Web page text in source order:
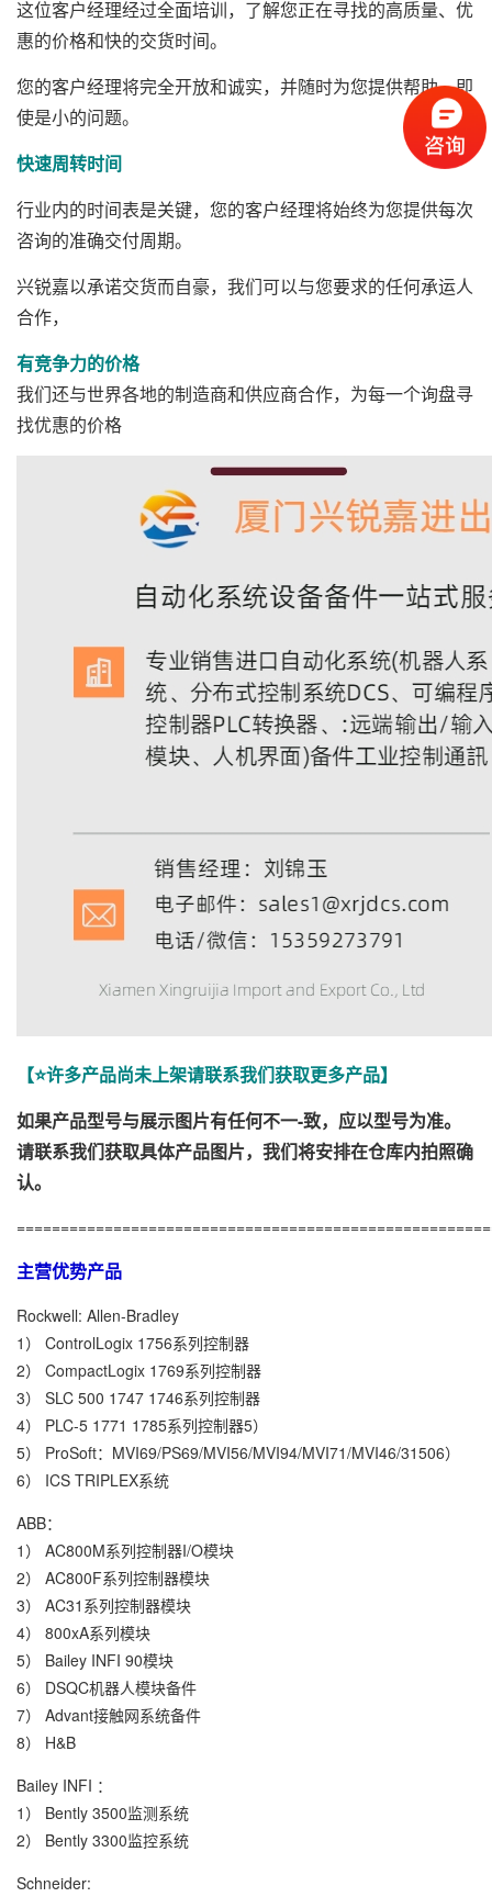
这位客户经理经过全面培训，了解您正在寻找的高质量、优
惠的价格和快的交货时间。
您的客户经理将完全开放和诚实，并随时为您提供帮助，即
使是小的问题。
快速周转时间
行业内的时间表是关键，您的客户经理将始终为您提供每次
咨询的准确交付周期。
兴锐嘉以承诺交货而自豪，我们可以与您要求的任何承运人
合作，
有竞争力的价格
我们还与世界各地的制造商和供应商合作，为每一个询盘寻
找优惠的价格
【⭐许多产品尚未上架请联系我们获取更多产品】
如果产品型号与展示图片有任何不一-致，应以型号为准。
请联系我们获取具体产品图片，我们将安排在仓库内拍照确
认。
主营优势产品
Rockwell: Allen-Bradley
1） ControlLogix 1756系列控制器
2） CompactLogix 1769系列控制器
3） SLC 500 1747 1746系列控制器
4） PLC-5 1771 1785系列控制器5）
5） ProSoft：MVI69/PS69/MVI56/MVI94/MVI71/MVI46/31506）
6） ICS TRIPLEX系统
ABB：
1） AC800M系列控制器I/O模块
2） AC800F系列控制器模块
3） AC31系列控制器模块
4） 800xA系列模块
5） Bailey INFI 90模块
6） DSQC机器人模块备件
7） Advant接触网系统备件
8） H&B
Bailey INFI ：
1） Bently 3500监测系统
2） Bently 3300监控系统
Schneider: